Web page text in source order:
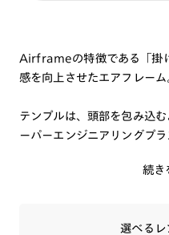
Airframeの特徴である「掛
感を向上させたエアフレーム
テンプルは、頭部を包み込
ーパーエンジニアリングプ
て「掛けていないような」
鼻パッドは差し込みタイプ
続き
選べるレ